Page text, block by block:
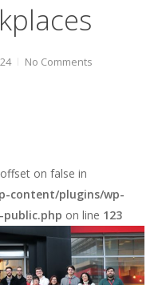
No Comments
on false in
content/plugins/wp-
on line 123